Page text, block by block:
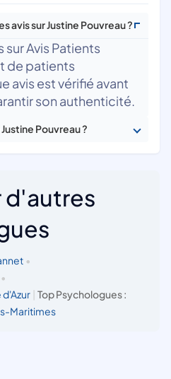
avis sur Justine Pouvreau ?
sur Avis Patients
de patients
avis est vérifié avant
son authenticité.
Pouvreau ?
d'autres
•
•
Top Psychologues :
Maritimes